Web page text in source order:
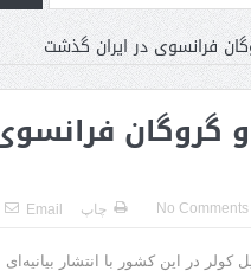
و گروگان
No Comments چاپ Email
در این کشور با انتشار بیانیه‌ای